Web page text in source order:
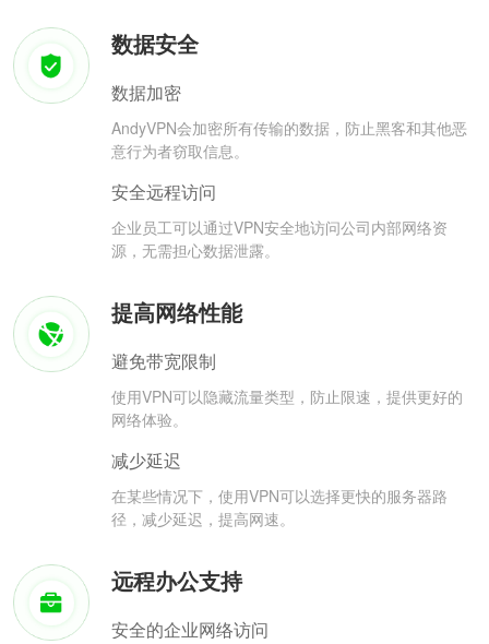
数据安全
数据加密
AndyVPN会加密所有传输的数据，防止黑客和其他恶
意行为者窃取信息。
安全远程访问
企业员工可以通过VPN安全地访问公司内部网络资
源，无需担心数据泄露。
提高网络性能
避免带宽限制
使用VPN可以隐藏流量类型，防止限速，提供更好的
网络体验。
减少延迟
在某些情况下，使用VPN可以选择更快的服务器路
径，减少延迟，提高网速。
远程办公支持
安全的企业网络访问